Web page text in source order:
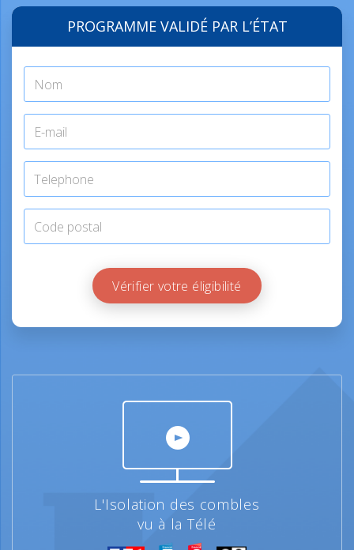
PROGRAMME VALIDÉ PAR L’ÉTAT
Vérifier votre éligibilité
L'Isolation des combles
vu à la Télé